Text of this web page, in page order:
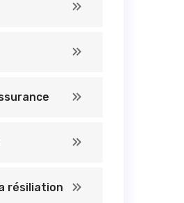
résiliation